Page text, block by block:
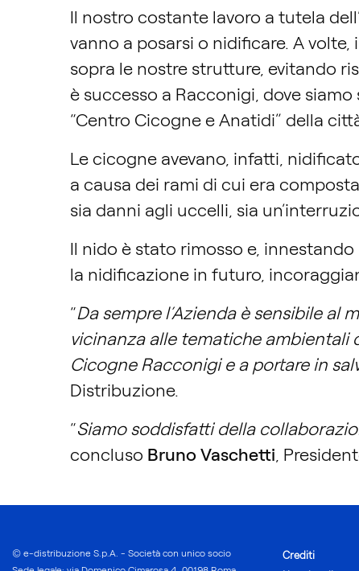
Il nostro costante lavoro a tutela
vanno a posarsi o nidificare. A
sopra le nostre strutture, evitando
è successo a Racconigi, dove
“Centro Cicogne e Anatidi” della
Le cicogne avevano, infatti,
a causa dei rami di cui era
sia danni agli uccelli, sia
Il nido è stato rimosso e,
la nidificazione in futuro,
“Da sempre l’Azienda è sensibile al
vicinanza alle tematiche ambientali
Cicogne Racconigi e a portare in
Distribuzione.
“Siamo soddisfatti della
concluso Bruno Vaschetti,
© e-distribuzione S.p.A. - Società con unico socio
Crediti